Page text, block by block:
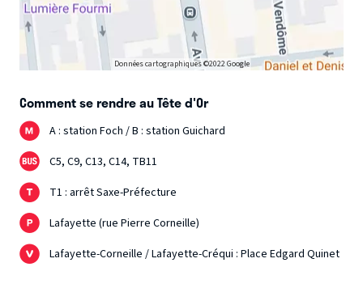
Données cartographiques ©2022 Google
Comment se rendre au Tête d'Or
A : station Foch / B : station Guichard
C5, C9, C13, C14, TB11
T1 : arrêt Saxe-Préfecture
Lafayette (rue Pierre Corneille)
Lafayette-Corneille / Lafayette-Créqui : Place Edgard Quinet